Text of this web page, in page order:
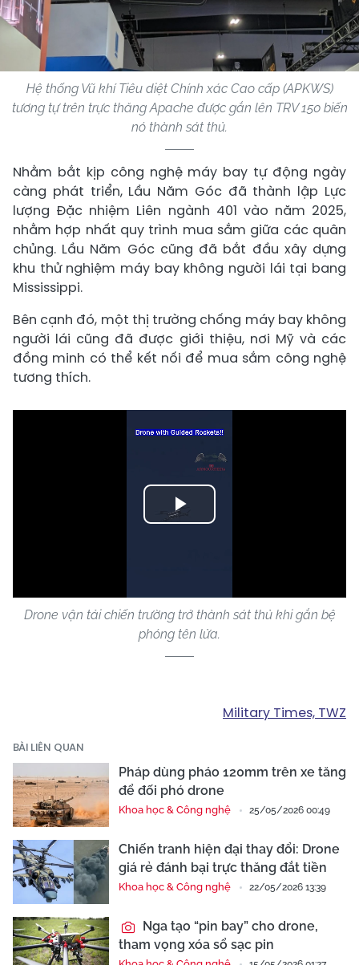
Hệ thống Vũ khí Tiêu diệt Chính xác Cao cấp (APKWS)
tương tự trên trực thăng Apache được gắn lên TRV 150 biến
nó thành sát thủ.
Nhằm bắt kịp công nghệ máy bay tự động ngày
càng phát triển, Lầu Năm Góc đã thành lập Lực
lượng Đặc nhiệm Liên ngành 401 vào năm 2025,
nhằm hợp nhất quy trình mua sắm giữa các quân
chủng. Lầu Năm Góc cũng đã bắt đầu xây dựng
khu thử nghiệm máy bay không người lái tại bang
Mississippi.
Bên cạnh đó, một thị trường chống máy bay không
người lái cũng đã được giới thiệu, nơi Mỹ và các
đồng minh có thể kết nối để mua sắm công nghệ
tương thích.
Play
Drone vận tải chiến trường trở thành sát thủ khi gắn bệ
phóng tên lửa.
Military Times, TWZ
BÀI LIÊN QUAN
Pháp dùng pháo 120mm trên xe tăng
để đối phó drone
Khoa học & Công nghệ 25/05/2026 00:49
Chiến tranh hiện đại thay đổi: Drone
giá rẻ đánh bại trực thăng đắt tiền
Khoa học & Công nghệ 22/05/2026 13:39
Nga tạo “pin bay” cho drone,
tham vọng xóa sổ sạc pin